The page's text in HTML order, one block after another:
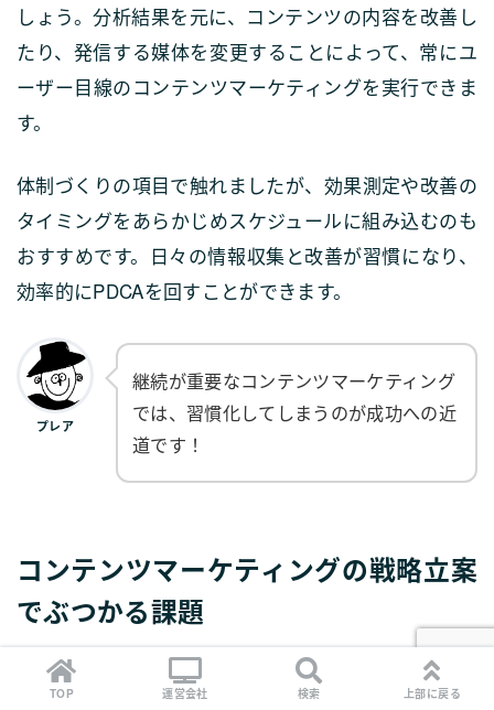
しょう。分析結果を元に、コンテンツの内容を改善し
たり、発信する媒体を変更することによって、常にユ
ーザー目線のコンテンツマーケティングを実行できま
す。
体制づくりの項目で触れましたが、効果測定や改善の
タイミングをあらかじめスケジュールに組み込むのも
おすすめです。日々の情報収集と改善が習慣になり、
効率的にPDCAを回すことができます。
プレア
継続が重要なコンテンツマーケティング
では、習慣化してしまうのが成功への近
道です！
コンテンツマーケティングの戦略立案
でぶつかる課題
コンテンツマーケティング戦略を立てるにあたって、
以下のような壁にぶつかることがあります。
TOP 運営会社 検索 上部に戻る